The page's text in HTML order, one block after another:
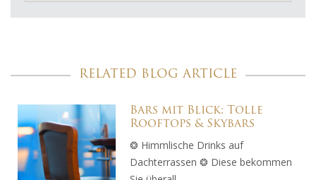
RELATED BLOG ARTICLE
Bars mit Blick: Tolle
Rooftops & Skybars
❂ Himmlische Drinks auf
Dachterrassen ❂ Diese bekommen